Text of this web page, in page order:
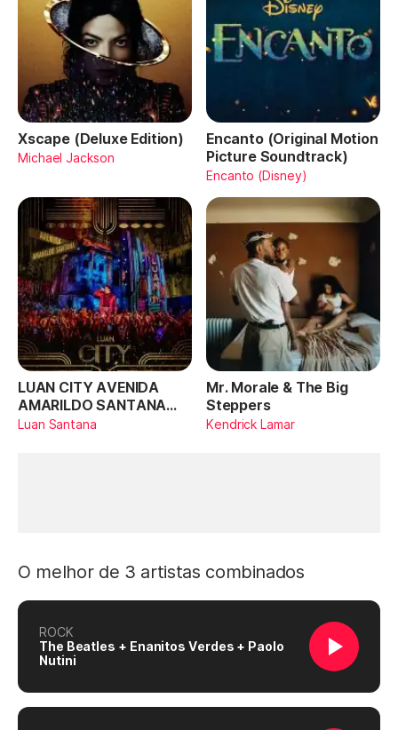
Xscape (Deluxe Edition)
Michael Jackson
Encanto (Original Motion
Picture Soundtrack)
Encanto (Disney)
LUAN CITY AVENIDA
AMARILDO SANTANA
(Ao Vivo)
Luan Santana
Mr. Morale & The Big
Steppers
Kendrick Lamar
O melhor de 3 artistas combinados
ROCK
The Beatles + Enanitos Verdes + Paolo
Nutini